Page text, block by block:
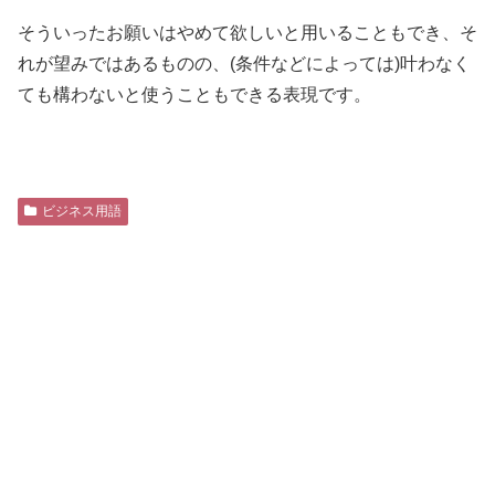
そういったお願いはやめて欲しいと用いることもでき、そ
れが望みではあるものの、(条件などによっては)叶わなく
ても構わないと使うこともできる表現です。
ビジネス用語